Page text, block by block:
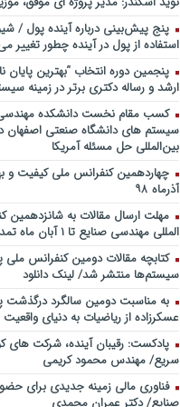
خندوانه
سخنرانی دکتر دیواندری در
بانکداری / کنفرانس ملی توسعه
بانکی
سخنرانی دکتر علیرضا فیض بخش با
پژوهی نظام بانکداری / ۹ بهمن ماه ۹۲
پنج پیش‌بینی درباره آینده پول /
استفاده از پول در آینده چطور تغییر
پنجمین دورۀ انتخاب “بهترین پایان
ارشد و رساله دکتری برتر در زمینه
کسب مقام نخست دانشکده
سیستم های دانشگاه صنعتی اصفهان
بین‌المللی حل مسئله آمریکا
آذرماه ۹۸
مهلت ارسال مقالات به شانزدهمین
المللی مهندسی صنایع تا ۱ آبان ماه تمدید شد.
کتابچه مقالات دومین کنفرانس ملی
سیستم‌ها منتشر شد/ لینک دانلود
به مناسبت دومین سالگرد درگذشت
عسکرزاده از ریاضیات به دنیای
پادکست: رقیبان آینده، شرکت های
سریع/ مهندس محمود کریمی
فناوری مالی زمینه جدیدی برای
صنایع/ دکتر عمران محمدی